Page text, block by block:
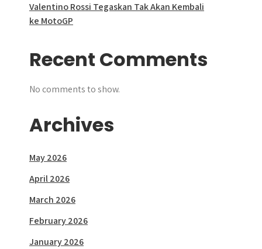
Valentino Rossi Tegaskan Tak Akan Kembali
ke MotoGP
Recent Comments
No comments to show.
Archives
May 2026
April 2026
March 2026
February 2026
January 2026